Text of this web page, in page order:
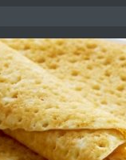
Работа за общи